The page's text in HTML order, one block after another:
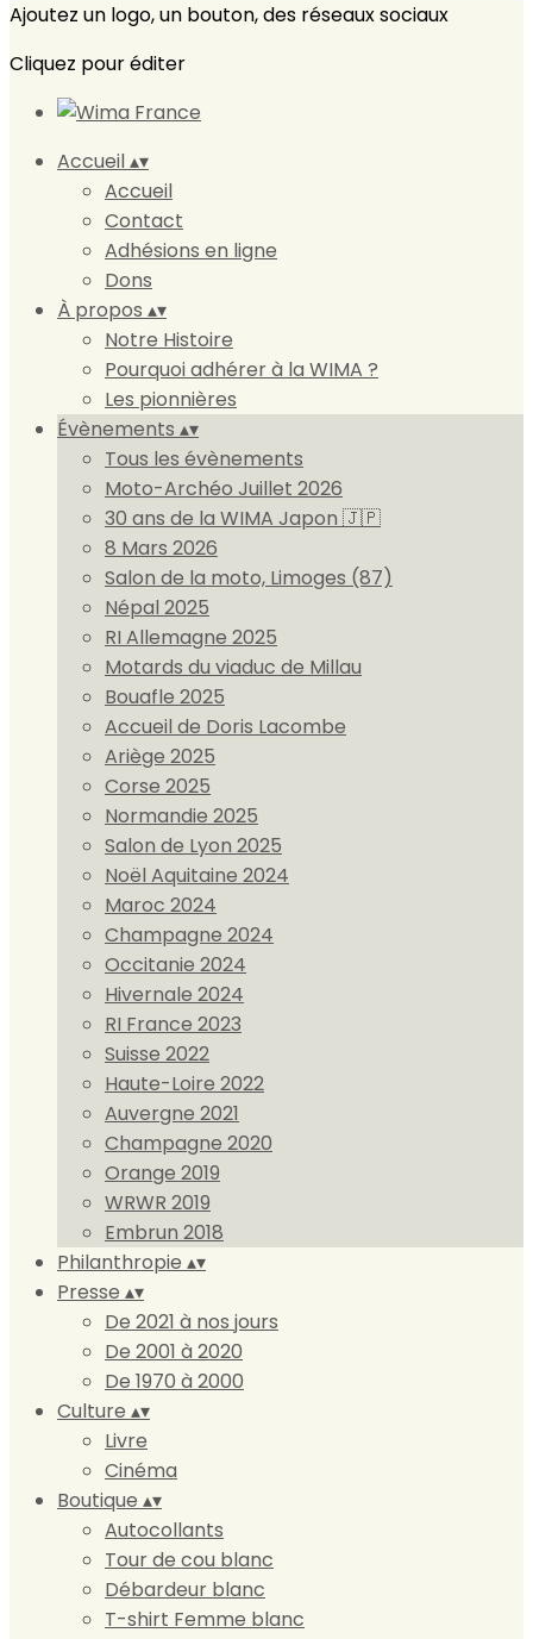
Ajoutez un logo, un bouton, des réseaux sociaux
Cliquez pour éditer
Accueil▴▾
Accueil
Contact
Adhésions en ligne
Dons
À propos ▴▾
Notre Histoire
Pourquoi adhérer à la WIMA ?
Les pionnières
Évènements ▴▾
Tous les évènements
Moto-Archéo Juillet 2026
30 ans de la WIMA Japon 🇯🇵
8 Mars 2026
Salon de la moto, Limoges (87)
Népal 2025
RI Allemagne 2025
Motards du viaduc de Millau
Bouafle 2025
Accueil de Doris Lacombe
Ariège 2025
Corse 2025
Normandie 2025
Salon de Lyon 2025
Noël Aquitaine 2024
Maroc 2024
Champagne 2024
Occitanie 2024
Hivernale 2024
RI France 2023
Suisse 2022
Haute-Loire 2022
Auvergne 2021
Champagne 2020
Orange 2019
WRWR 2019
Embrun 2018
Philanthropie ▴▾
Presse ▴▾
De 2021 à nos jours
De 2001 à 2020
De 1970 à 2000
Culture ▴▾
Livre
Cinéma
Boutique ▴▾
Autocollants
Tour de cou blanc
Débardeur blanc
T-shirt Femme blanc